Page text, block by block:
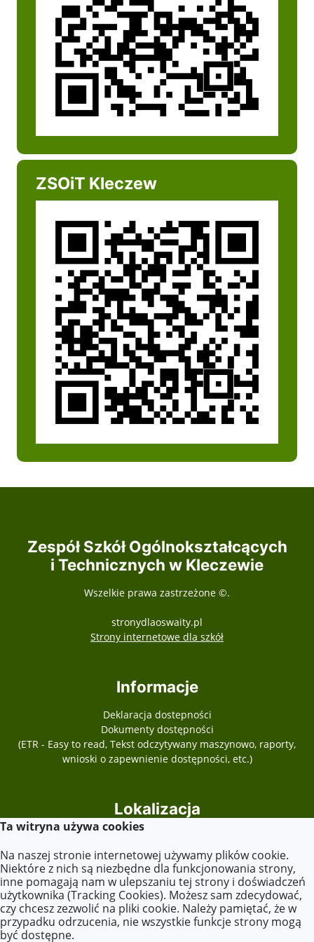
ZSOiT Kleczew
Zespół Szkół Ogólnokształcących
i Technicznych w Kleczewie
Wszelkie prawa zastrzeżone ©.
stronydlaoswaity.pl
Strony internetowe dla szkółotwiera się w
Informacje
Deklaracja dostepności
Dokumenty dostępności
(ETR - Easy to read, Tekst odczytywany maszynowo, raporty,
wnioski o zapewnienie dostępności, etc.)
Lokalizacja
62-540 Kleczew
Kontakt
Tel. +48 63 270 10 24
Ta witryna używa cookies
Na naszej stronie internetowej używamy plików cookie.
Niektóre z nich są niezbędne dla funkcjonowania strony,
inne pomagają nam w ulepszaniu tej strony i doświadczeń
użytkownika (Tracking Cookies). Możesz sam zdecydować,
czy chcesz zezwolić na pliki cookie. Należy pamiętać, że w
przypadku odrzucenia, nie wszystkie funkcje strony mogą
być dostępne.